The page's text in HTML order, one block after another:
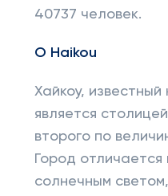
40737 человек.
О Haikou
Хайкоу, известный
является
второго по
Город
солнечным